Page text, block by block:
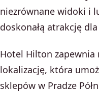
niezrównane widoki i
doskonałą atrakcję
Hotel Hilton zapewnia
lokalizację, która
sklepów w Pradze